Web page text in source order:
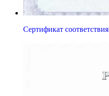
Сертификат соответствия